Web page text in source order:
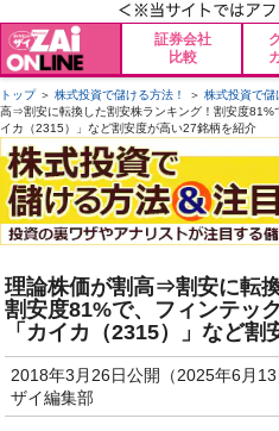
証券会社
比較
トップ＞ 株式投資で儲ける方法！ ＞ 株式投資で儲
高⇒割安に転換した割安株ランキング！割安度81%
イカ（2315）」など割安度が高い27銘柄を紹介
理論株価が割高⇒割安に転
割安度81%で、フィンテッ
「カイカ（2315）」など
2018年3月26日公開（2025年6月13
ザイ編集部